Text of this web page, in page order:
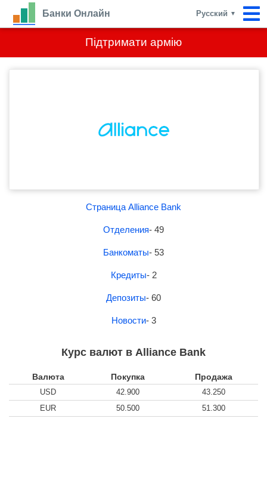
Підтримати армію
Банки Онлайн Русский ▼
Страница Alliance Bank
Отделения- 49
Банкоматы- 53
Кредиты- 2
Депозиты- 60
Новости- 3
Курс валют в Alliance Bank
Валюта Покупка Продажа
USD 42.900
43.250
EUR
50.500 51.300